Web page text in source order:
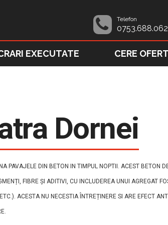
Telefon
0753.688.062
EXECUTATE CERE
Dornei
PAVAJELE DIN BETON IN TIMPUL NOPTII. ACEST BETON
FIBRE ȘI ADITIVI, CU INCLUDEREA UNUI AGREGAT
ACESTA NU NECESTIA ÎNTREȚINERE SI ARE EFECT